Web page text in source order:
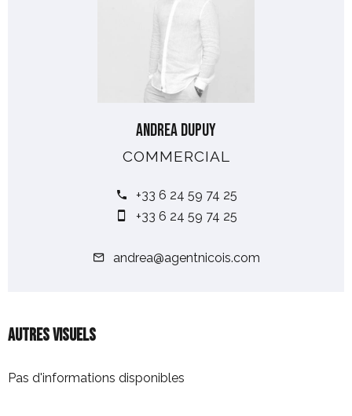
Andrea DUPUY
COMMERCIAL
+33 6 24 59 74 25
+33 6 24 59 74 25
andrea@agentnicois.com
Autres visuels
Pas d'informations disponibles